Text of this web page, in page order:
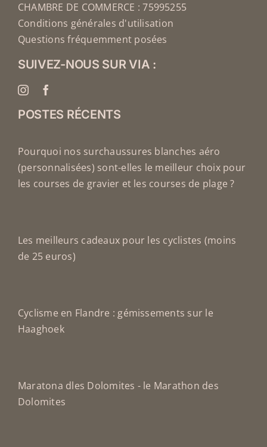
CHAMBRE DE COMMERCE : 75995255
Conditions générales d'utilisation
Questions fréquemment posées
SUIVEZ-NOUS SUR VIA :
POSTES RÉCENTS
Pourquoi nos surchaussures blanches aéro
(personnalisées) sont-elles le meilleur choix pour
les courses de gravier et les courses de plage ?
Les meilleurs cadeaux pour les cyclistes (moins
de 25 euros)
Cyclisme en Flandre : gémissements sur le
Haaghoek
Maratona dles Dolomites - le Marathon des
Dolomites